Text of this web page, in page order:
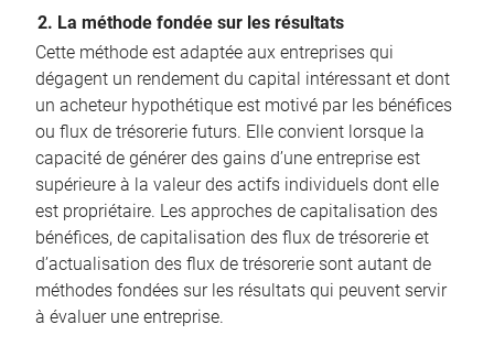
2. La méthode fondée sur les résultats
Cette méthode est adaptée aux entreprises qui
dégagent un rendement du capital intéressant et dont
un acheteur hypothétique est motivé par les bénéfices
ou flux de trésorerie futurs. Elle convient lorsque la
capacité de générer des gains d’une entreprise est
supérieure à la valeur des actifs individuels dont elle
est propriétaire. Les approches de capitalisation des
bénéfices, de capitalisation des flux de trésorerie et
d’actualisation des flux de trésorerie sont autant de
méthodes fondées sur les résultats qui peuvent servir
à évaluer une entreprise.